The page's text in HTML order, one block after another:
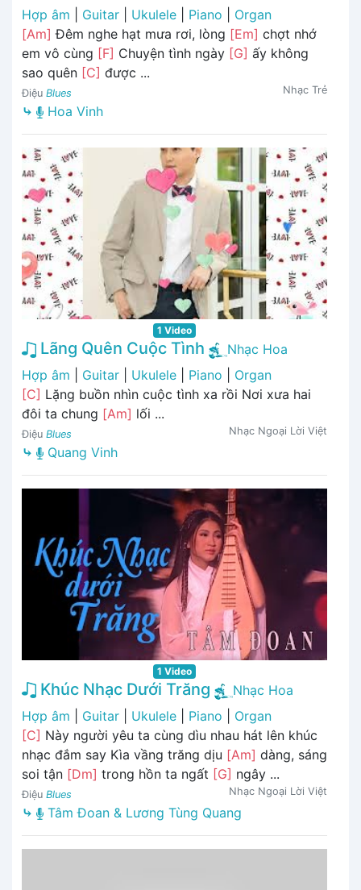
Hợp âm Guitar Ukulele Piano
Organ
[Am] Đêm nghe hạt mưa rơi, lòng [Em] chợt nhớ
em vô cùng [F] Chuyện tình ngày [G] ấy không
sao quên [C] được ...
Điệu Blues Nhạc Trẻ
⤷ Hoa Vinh
1 Video
Lãng Quên Cuộc Tình
Nhạc Hoa
Hợp âm
Guitar Ukulele Piano
Organ
[C] Lặng buồn nhìn cuộc tình xa rồi Nơi xưa hai
đôi ta chung [Am] lối ...
Điệu Blues Nhạc Ngoại Lời Việt
⤷ Quang Vinh
1 Video
Khúc Nhạc Dưới Trăng
Nhạc Hoa
Hợp âm
Guitar Ukulele Piano
Organ
[C] Này người yêu ta cùng dìu nhau hát lên khúc
nhạc đắm say Kìa vầng trăng dịu [Am] dàng, sáng
soi tận [Dm] trong hồn ta ngất [G] ngây ...
Điệu Blues Nhạc Ngoại Lời Việt
⤷ Tâm Đoan & Lương Tùng Quang